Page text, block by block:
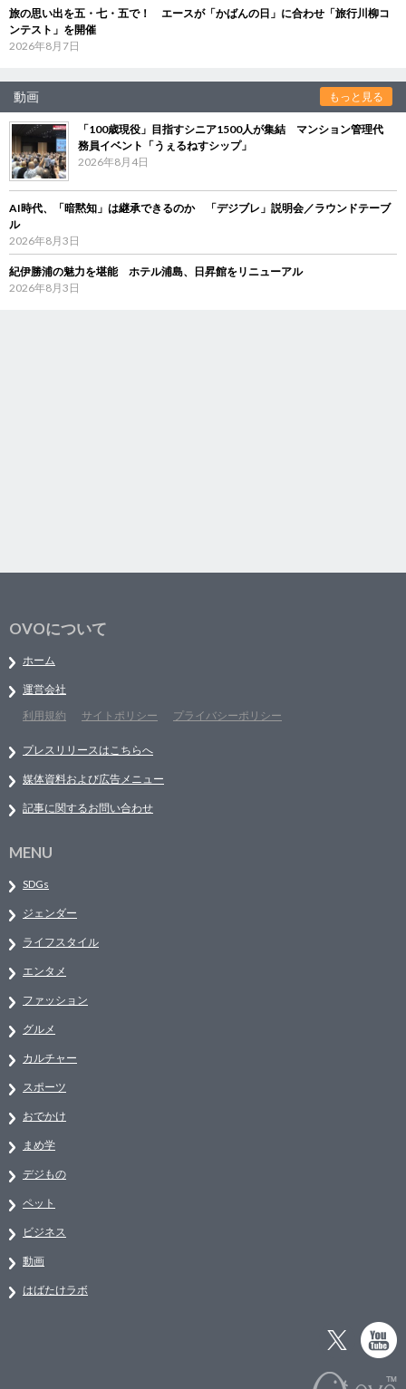
旅の思い出を五・七・五で！ エースが「かばんの日」に合わせ「旅行川柳コ
ンテスト」を開催
2026年8月7日
動画 もっと見る
「100歳現役」目指すシニア1500人が集結 マンション管理代
務員イベント「うぇるねすシップ」
2026年8月4日
AI時代、「暗黙知」は継承できるのか 「デジブレ」説明会／ラウンドテーブ
ル
2026年8月3日
紀伊勝浦の魅力を堪能 ホテル浦島、日昇館をリニューアル
2026年8月3日
OVOについて
ホーム
運営会社
利用規約
サイトポリシー プライバシーポリシー
プレスリリースはこちらへ
媒体資料および広告メニュー
記事に関するお問い合わせ
MENU
SDGs
ジェンダー
ライフスタイル
エンタメ
ファッション
グルメ
カルチャー
スポーツ
おでかけ
まめ学
デジもの
ペット
ビジネス
動画
はばたけラボ